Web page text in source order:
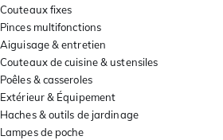
Couteaux fixes
Pinces multifonctions
Aiguisage & entretien
Couteaux de cuisine & ustensiles
Poêles & casseroles
Extérieur & Équipement
Haches & outils de jardinage
Lampes de poche